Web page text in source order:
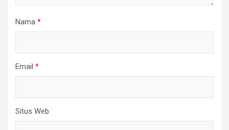
Nama *
Email *
Situs Web